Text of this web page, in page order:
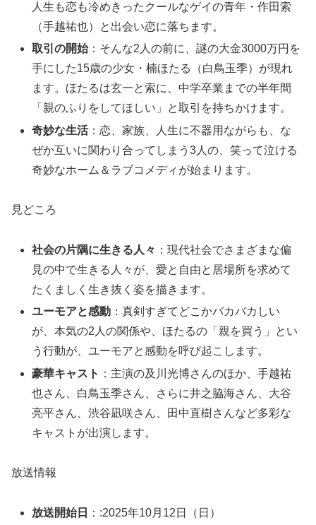
人生も恋も冷めきったクールなゲイの青年・作田索
（手越祐也）と出会い恋に落ちます。
取引の開始：そんな2人の前に、謎の大金3000万円を
手にした15歳の少女・楠ほたる（白鳥玉季）が現れ
ます。ほたるは玄一と索に、中学卒業までの半年間
「親のふりをしてほしい」と取引を持ちかけます。
奇妙な生活：恋、家族、人生に不器用ながらも、な
ぜか互いに関わり合ってしまう3人の、笑って泣ける
奇妙なホーム＆ラブコメディが始まります。
見どころ
社会の片隅に生きる人々 ：現代社会でさまざまな偏
見の中で生きる人々が、愛と自由と居場所を求めて
たくましく生き抜く姿を描きます。
ユーモアと感動 ：真剣すぎてどこかバカバカしい
が、本気の2人の関係や、ほたるの「親を買う」とい
う行動が、ユーモアと感動を呼び起こします。
豪華キャスト ：主演の及川光博さんのほか、手越祐
也さん、白鳥玉季さん、さらに井之脇海さん、大谷
亮平さん、渋谷凪咲さん、田中直樹さんなど多彩な
キャストが出演します。
放送情報
放送開始日 ：:2025年10月12日（日）